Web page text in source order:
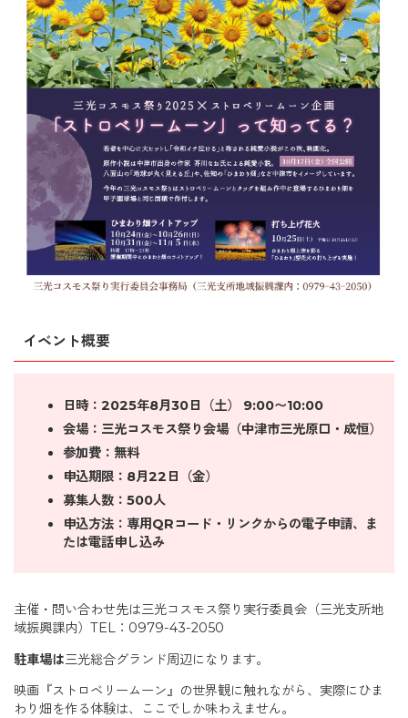
イベント概要
日時：2025年8月30日（土） 9:00〜10:00
会場：三光コスモス祭り会場（中津市三光原口・成恒）
参加費：無料
申込期限：8月22日（金）
募集人数：500人
申込方法：専用QRコード・リンクからの電子申請、ま
たは電話申し込み
主催・問い合わせ先は三光コスモス祭り実行委員会（三光支所地
域振興課内）TEL：0979-43-2050
駐車場は三光総合グランド周辺になります。
映画『ストロベリームーン』の世界観に触れながら、実際にひま
わり畑を作る体験は、ここでしか味わえません。